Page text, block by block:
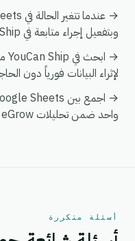
وبتفعيل إجراء متابعة في YouCan Ship.
لإثراء البيانات فورياً دون
واحد ضمن تحليلات eGrow لتبقى التقارير موحدة.
أسئلة متكررة